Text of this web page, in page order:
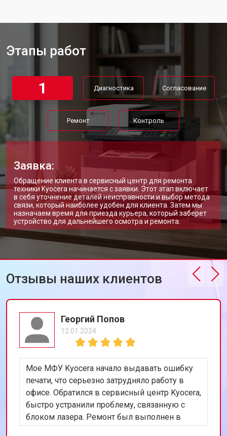
Этапы работ
1 Диагностика Согласование
Ремонт Контроль
Заявка:
Обращение клиента в сервисный центр для ремонта
техники Kyocera начинается с заявки. Этот этап включает
в себя уточнение деталей неисправности и выбор метода
связи, который наиболее удобен для клиента. Затем мы
назначаем время для приезда курьера, который заберет
устройство для дальнейшего осмотра и ремонта.
Отзывы наших клиентов
Георгий Попов
12.01.2024
Мое МФУ Kyocera начало выдавать ошибку
печати, что серьезно затрудняло работу в
офисе. Обратился в сервисный центр Kyocera,
быстро устранили проблему, связанную с
блоком лазера. Ремонт был выполнен в
течение дня, устройство снова работает